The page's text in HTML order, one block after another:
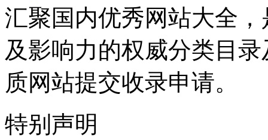
汇聚国内优秀网站大全
及影响力的权威分类目
质网站提交收录申请。
特别声明